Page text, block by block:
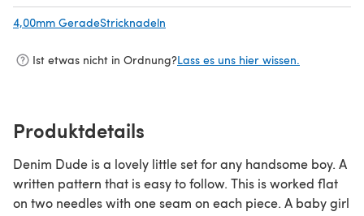
4,00mm GeradeStricknadeln
Ist etwas nicht in Ordnung?Lass es uns hier wissen.
Produktdetails
Denim Dude is a lovely little set for any handsome boy. A
written pattern that is easy to follow. This is worked flat
on two needles with one seam on each piece. A baby girl